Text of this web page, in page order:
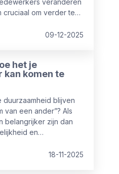
cruciaal om verder te
door van
HR-trends
inzichten en
vandaag al mee te
09-12-2025
het je
kan komen te
duurzaamheid blijven
van een ander”? Als
belangrijker zijn dan
en
systemen die hen18-11-2025